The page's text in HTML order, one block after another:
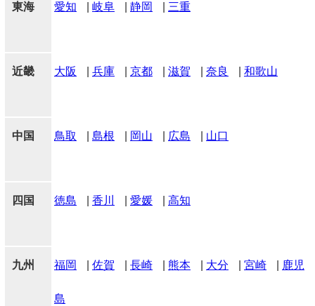
東海 愛知 岐阜 静岡 三重
近畿 大阪 兵庫 京都 滋賀 奈良 和歌山
中国 鳥取 島根 岡山 広島 山口
四国 徳島 香川 愛媛 高知
九州 福岡 佐賀 長崎 熊本 大分 宮崎 鹿児
島